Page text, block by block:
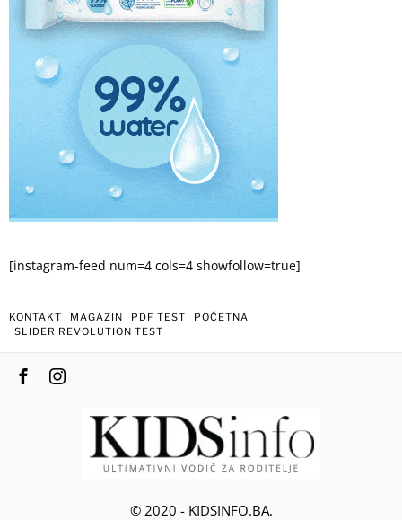
[instagram-feed num=4 cols=4 showfollow=true]
KONTAKT MAGAZIN PDF TEST
POČETNA
SLIDER REVOLUTION TEST
© 2020 - KIDSINFO.BA.